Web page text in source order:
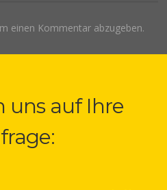
einen Kommentar abzugeben.
uns auf Ihre